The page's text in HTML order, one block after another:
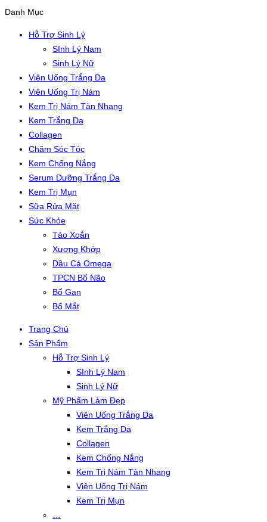
Danh Mục
Hỗ Trợ Sinh Lý
SInh Lý Nam
Sinh Lý Nữ
Viên Uống Trắng Da
Viên Uống Trị Nám
Kem Trị Nám Tàn Nhang
Kem Trắng Da
Collagen
Chăm Sóc Tóc
Kem Chống Nắng
Serum Dưỡng Trắng Da
Kem Trị Mụn
Sữa Rửa Mặt
Sức Khỏe
Tảo Xoắn
Xương Khớp
Dầu Cá Omega
TPCN Bổ Não
Bổ Gan
Bổ Mắt
Trang Chủ
Sản Phẩm
Hỗ Trợ Sinh Lý
SInh Lý Nam
Sinh Lý Nữ
Mỹ Phẩm Làm Đẹp
Viên Uống Trắng Da
Kem Trắng Da
Collagen
Kem Chống Nắng
Kem Trị Nám Tàn Nhang
Viên Uống Trị Nám
Kem Trị Mụn